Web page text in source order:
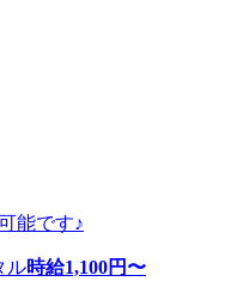
能です♪
ル時給1,100円〜